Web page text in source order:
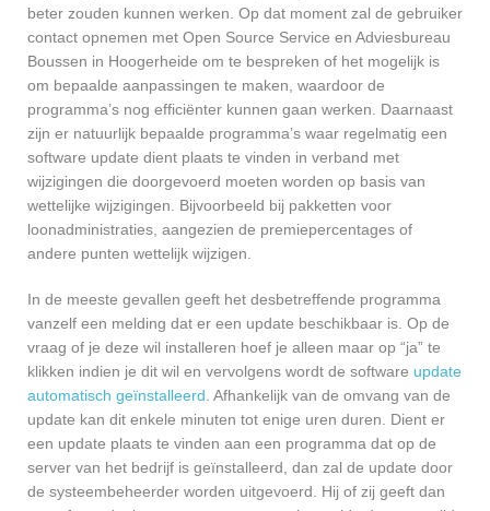
beter zouden kunnen werken. Op dat moment zal de gebruiker
contact opnemen met Open Source Service en Adviesbureau
Boussen in Hoogerheide om te bespreken of het mogelijk is
om bepaalde aanpassingen te maken, waardoor de
programma’s nog efficiënter kunnen gaan werken. Daarnaast
zijn er natuurlijk bepaalde programma’s waar regelmatig een
software update dient plaats te vinden in verband met
wijzigingen die doorgevoerd moeten worden op basis van
wettelijke wijzigingen. Bijvoorbeeld bij pakketten voor
loonadministraties, aangezien de premiepercentages of
andere punten wettelijk wijzigen.
In de meeste gevallen geeft het desbetreffende programma
vanzelf een melding dat er een update beschikbaar is. Op de
vraag of je deze wil installeren hoef je alleen maar op “ja” te
klikken indien je dit wil en vervolgens wordt de software update
automatisch geïnstalleerd. Afhankelijk van de omvang van de
update kan dit enkele minuten tot enige uren duren. Dient er
een update plaats te vinden aan een programma dat op de
server van het bedrijf is geïnstalleerd, dan zal de update door
de systeembeheerder worden uitgevoerd. Hij of zij geeft dan